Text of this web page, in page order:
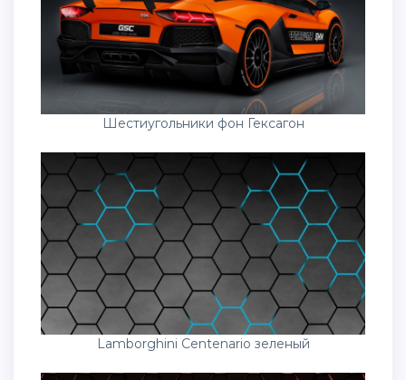
Шестиугольники фон Гексагон
Lamborghini Centenario зеленый